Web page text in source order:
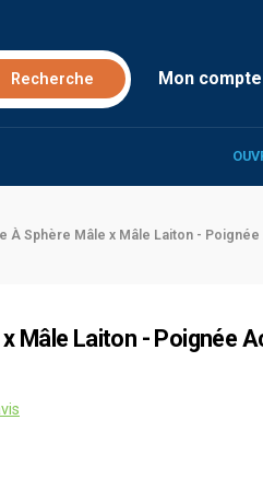
Mon compte
À Sphère Mâle x Mâle Laiton -
Mâle Laiton - Poignée